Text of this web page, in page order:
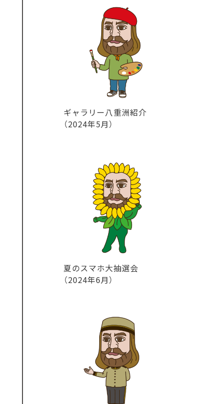
ギャラリー八重洲紹介
（2024年5月）
夏のスマホ大抽選会
（2024年6月）